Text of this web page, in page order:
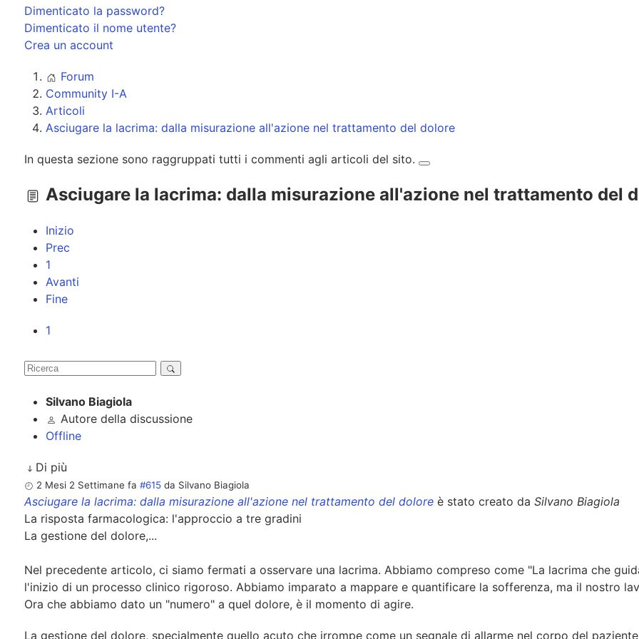
Dimenticato la password?
Dimenticato il nome utente?
Crea un account
Forum
Community I-A
Articoli
Asciugare la lacrima: dalla misurazione all'azione nel trattamento del dolore
In questa sezione sono raggruppati tutti i commenti agli articoli del sito.
Asciugare la lacrima: dalla misurazione all'azione nel trattamento del
Inizio
Prec
1
Avanti
Fine
1
Silvano Biagiola
Autore della discussione
Offline
Di più
2 Mesi 2 Settimane fa #615 da Silvano Biagiola
Asciugare la lacrima: dalla misurazione all'azione nel trattamento del dolore è stato creato da Silvano Biagiola
La risposta farmacologica: l'approccio a tre gradini
La gestione del dolore,...
Nel precedente articolo, ci siamo fermati a osservare una lacrima. Abbiamo compreso come "La lacrima che
l'inizio di un processo clinico rigoroso. Abbiamo imparato a mappare e quantificare la sofferenza, ma il nostro
Ora che abbiamo dato un "numero" a quel dolore, è il momento di agire.
La gestione del dolore, specialmente quello acuto che irrompe come un segnale di allarme nel corpo del